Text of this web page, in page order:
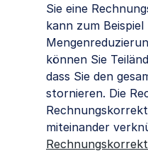
Sie eine
kann zum
können Sie
dass Sie den
stornieren. Die
miteinander